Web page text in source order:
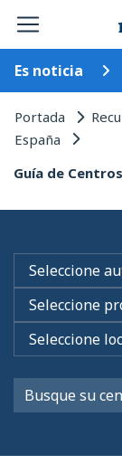
Es noticia
Portada
España
Guía de